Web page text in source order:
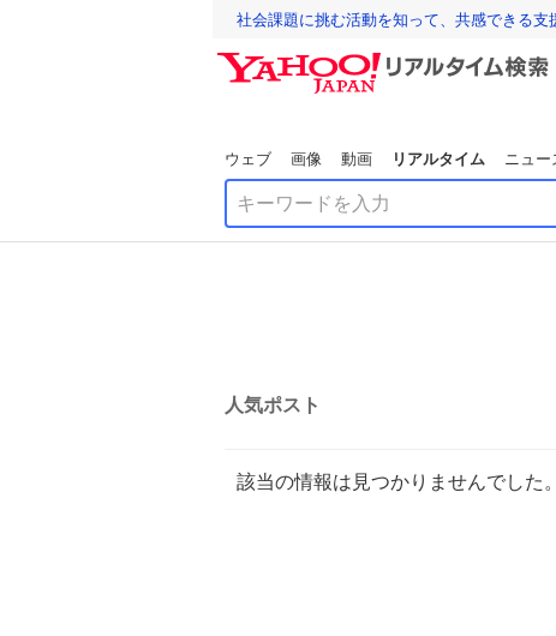
社会課題に挑む活動を知って、共感できる支
ウェブ 画像 動画 リアルタイム ニュー
人気ポスト
該当の情報は見つかりませんでした。